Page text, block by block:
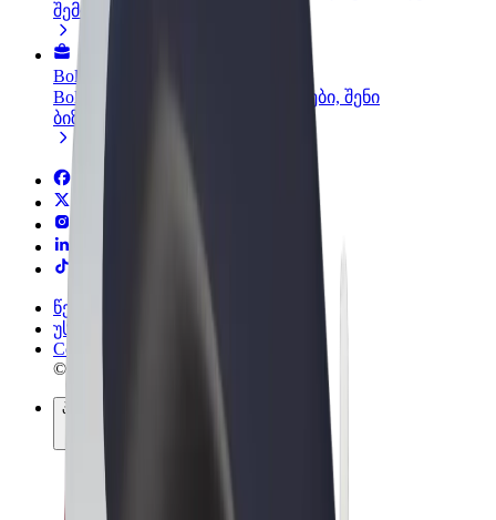
შემოსავალი
Bolt ბიზნესისთვის
Bolt-ის პროდუქტები და სერვისები, შენი
ბიზნესისთვის
წესები და პირობები
უსაფრთხოება
Cookies
© 2026 Bolt Technology OÜ
პროდუქტები
მგზავრობები
სკუტერები